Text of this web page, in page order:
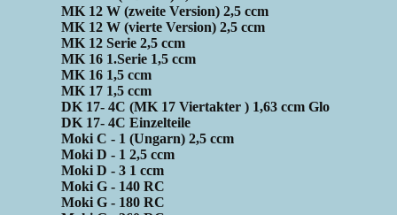
MK 12 W (zweite Version) 2,5 ccm
MK 12 W (vierte Version) 2,5 ccm
MK 12 Serie 2,5 ccm
MK 16 1.Serie 1,5 ccm
MK 16 1,5 ccm
MK 17 1,5 ccm
DK 17- 4C (MK 17 Viertakter ) 1,63 ccm Glo
DK 17- 4C Einzelteile
Moki C - 1 (Ungarn) 2,5 ccm
Moki D - 1 2,5 ccm
Moki D - 3 1 ccm
Moki G - 140 RC
Moki G - 180 RC